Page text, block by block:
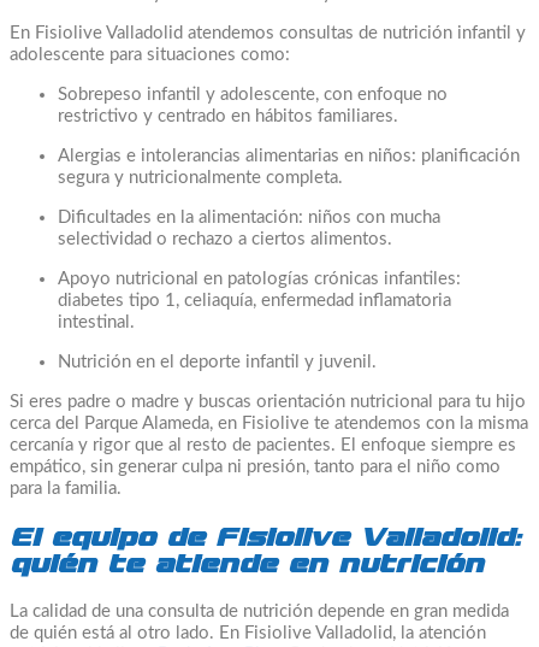
En Fisiolive Valladolid atendemos consultas de nutrición infantil y
adolescente para situaciones como:
Sobrepeso infantil y adolescente, con enfoque no
restrictivo y centrado en hábitos familiares.
Alergias e intolerancias alimentarias en niños: planificación
segura y nutricionalmente completa.
Dificultades en la alimentación: niños con mucha
selectividad o rechazo a ciertos alimentos.
Apoyo nutricional en patologías crónicas infantiles:
diabetes tipo 1, celiaquía, enfermedad inflamatoria
intestinal.
Nutrición en el deporte infantil y juvenil.
Si eres padre o madre y buscas orientación nutricional para tu hijo
cerca del Parque Alameda, en Fisiolive te atendemos con la misma
cercanía y rigor que al resto de pacientes. El enfoque siempre es
empático, sin generar culpa ni presión, tanto para el niño como
para la familia.
El equipo de Fisiolive Valladolid:
quién te atiende en nutrición
La calidad de una consulta de nutrición depende en gran medida
de quién está al otro lado. En Fisiolive Valladolid, la atención